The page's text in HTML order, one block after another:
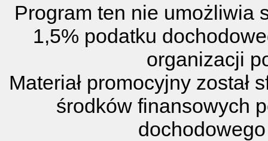
Program ten nie umożliwia
1,5% podatku
organizacji
Materiał promocyjny został
środków finansowych